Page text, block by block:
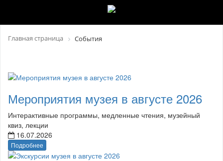
Главная страница События
Мероприятия музея в августе 2026
Интерактивные программы, медленные чтения, музейный
квиз, лекции
16.07.2026
Подробнее